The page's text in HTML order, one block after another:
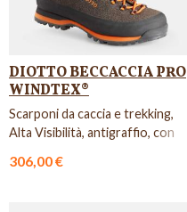
DIOTTO BECCACCIA PRO
WINDTEX®
Scarponi da caccia e trekking,
Alta Visibilità, antigraffio, con
306,00 €